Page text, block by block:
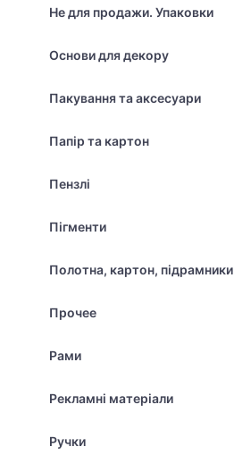
Не для продажи. Упаковки
Основи для декору
Пакування та аксесуари
Папір та картон
Пензлі
Пігменти
Полотна, картон, підрамники
Прочее
Рами
Рекламні матеріали
Ручки